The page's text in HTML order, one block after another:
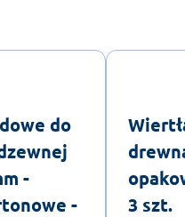
do
-
-
3 szt.